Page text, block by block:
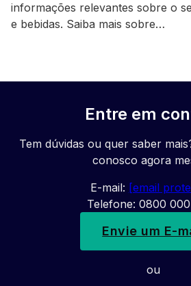
informações relevantes sobre o
e bebidas. Saiba mais sobre…
Entre em
Tem dúvidas ou quer saber
conosco agora
E-mail: [email
Telefone: 0800
Envie um E-
ou